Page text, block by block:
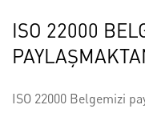
ISO 22000
ISO 22000 Belgemizi